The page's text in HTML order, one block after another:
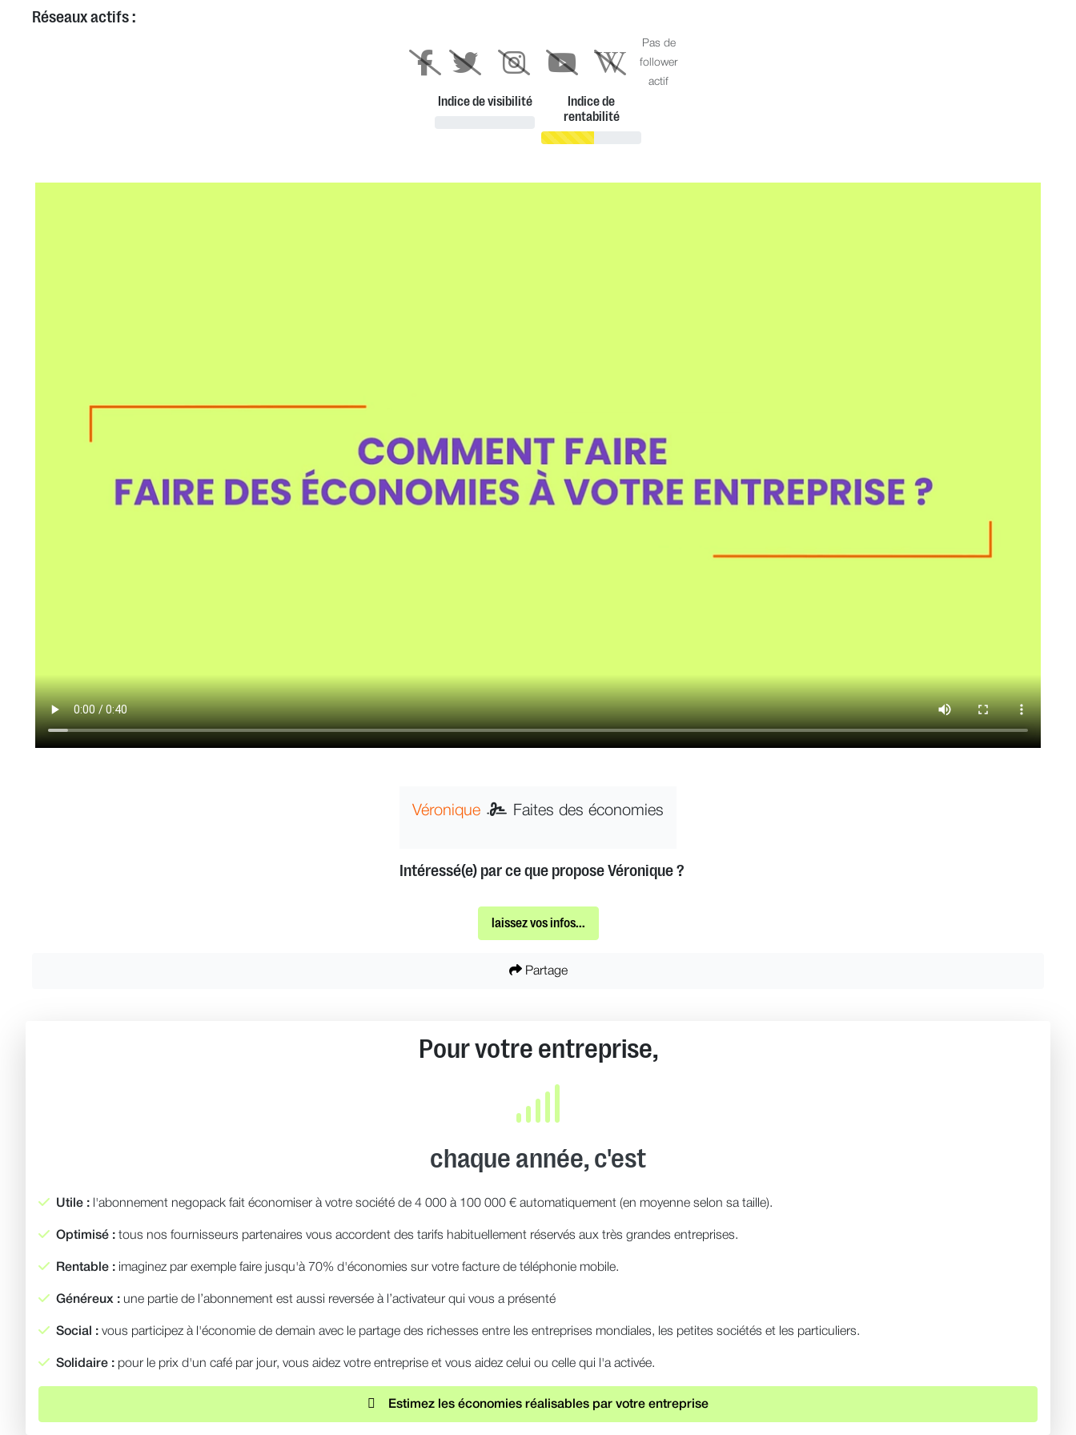
Réseaux actifs :
Pas de
follower
actif
Indice de visibilité
Indice de
rentabilité
Véronique Faites des économies
Intéressé(e) par ce que propose Véronique ?
laissez vos infos...
Partage
Pour votre entreprise,
chaque année, c'est
Utile : l'abonnement negopack fait économiser à votre société de 4 000 à 100 000 € automatiquement (en moyenne selon sa taille).
Optimisé : tous nos fournisseurs partenaires vous accordent des tarifs habituellement réservés aux très grandes entreprises.
Rentable : imaginez par exemple faire jusqu'à 70% d'économies sur votre facture de téléphonie mobile.
Généreux : une partie de l’abonnement est aussi reversée à l’activateur qui vous a présenté
Social : vous participez à l'économie de demain avec le partage des richesses entre les entreprises mondiales, les petites sociétés et les particuliers.
Solidaire : pour le prix d'un café par jour, vous aidez votre entreprise et vous aidez celui ou celle qui l'a activée.
Estimez les économies réalisables par votre entreprise